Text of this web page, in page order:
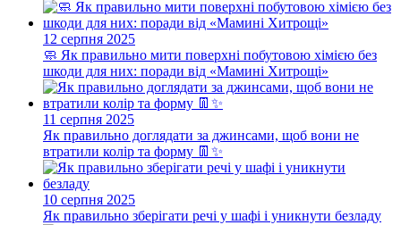
12 серпня 2025
🧼 Як правильно мити поверхні побутовою хімією без
шкоди для них: поради від «Мамині Хитрощі»
11 серпня 2025
Як правильно доглядати за джинсами, щоб вони не
втратили колір та форму 👖✨
10 серпня 2025
Як правильно зберігати речі у шафі і уникнути безладу